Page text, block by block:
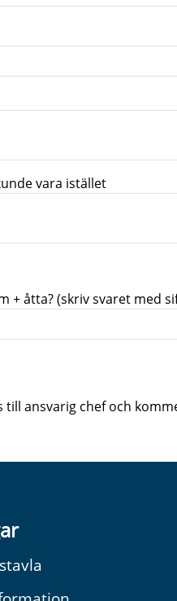
vara istället
+ åtta? (skriv svaret med
till ansvarig chef och